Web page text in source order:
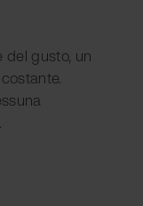
del gusto, un